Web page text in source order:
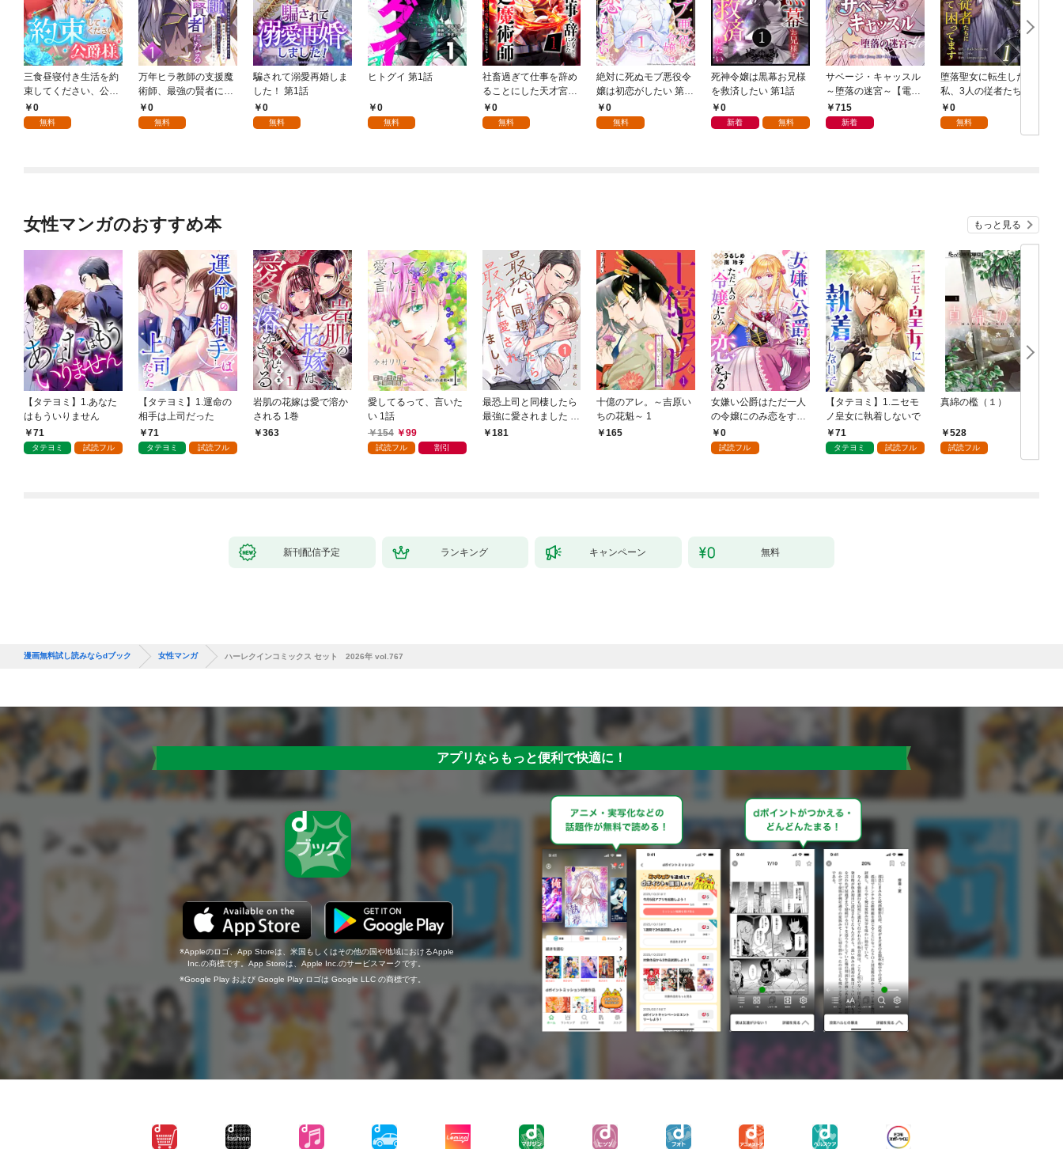
三食昼寝付き生活を約
束してください、公爵
様 1話
0
無料
万年ヒラ教師の支援魔
術師、最強の賢者にな
る～不人気の支援魔術
師は給料泥棒だと魔術
0
無料
騙されて溺愛再婚しま
した！ 第1話
0
無料
ヒトグイ 第1話
0
無料
社畜過ぎて仕事を辞め
ることにした天才宮廷
魔術師～辺境の地でス
ローライフを夢見る
0
無料
絶対に死ぬモブ悪役令
嬢は初恋がしたい 第1
話0
無料
死神令嬢は黒幕お兄様
を救済したい 第1話
0
新着 無料
サベージ・キャッスル
～堕落の迷宮～【電子
単行本版】 第1巻
715
新着
堕落聖女に転生した
私、3人の従者たちに
抱かれて困ってます 第
1話
0
無料
女性マンガのおすすめ本 もっと見る
【タテヨミ】1.あなた
はもういりません
71
タテヨミ 試読フル
【タテヨミ】1.運命の
相手は上司だった
71
タテヨミ 試読フル
岩肌の花嫁は愛で溶か
される 1巻
363
愛してるって、言いた
い 1話
154
99
試読フル 割引
最恐上司と同棲したら
最強に愛されました 1
巻181
十億のアレ。～吉原い
ちの花魁～ 1
165
女嫌い公爵はただ一人
の令嬢にのみ恋をする
（分冊版）第１話
0
試読フル
【タテヨミ】1.ニセモ
ノ皇女に執着しないで
71
タテヨミ 試読フル
真綿の檻（１）
528
試読フル
新刊配信予定 ランキング キャンペーン 無料
漫画無料試し読みならdブック 女性マンガ ハーレクインコミックス セット 2026年 vol.767
アプリならもっと便利で快適に！
Appleのロゴ、App Storeは、米国もしくはその他の国や地域におけるApple
Inc.の商標です。App Storeは、Apple Inc.のサービスマークです。
Google Play および Google Play ロゴは Google LLC の商標です。